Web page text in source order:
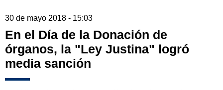
30 de mayo 2018 - 15:03
En el Día de la Donación de
órganos, la "Ley Justina" logró
media sanción